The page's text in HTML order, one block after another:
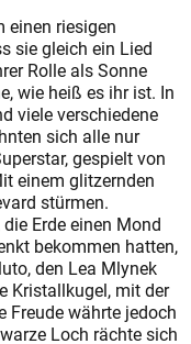
einen riesigen
sie gleich ein Lied
Rolle als Sonne
wie heiß es ihr ist. In
viele verschiedene
sich alle nur
gespielt von
einem glitzernden
stürmen.
Erde einen Mond
bekommen hatten,
den Lea Mlynek
Kristallkugel, mit der
Freude währte jedoch
Loch rächte sich